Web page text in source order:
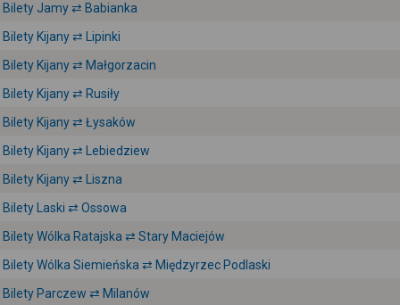
Bilety Jamy ⇄ Babianka
Bilety Kijany ⇄ Lipinki
Bilety Kijany ⇄ Małgorzacin
Bilety Kijany ⇄ Rusiły
Bilety Kijany ⇄ Łysaków
Bilety Kijany ⇄ Lebiedziew
Bilety Kijany ⇄ Liszna
Bilety Laski ⇄ Ossowa
Bilety Wólka Ratajska ⇄ Stary Maciejów
Bilety Wólka Siemieńska ⇄ Międzyrzec Podlaski
Bilety Parczew ⇄ Milanów